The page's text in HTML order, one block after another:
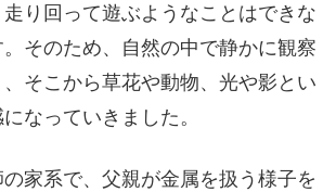
り回って遊ぶようなことはできな
そのため、自然の中で静かに観察
そこから草花や動物、光や影とい
なっていきました。
家系で、父親が金属を扱う様子を